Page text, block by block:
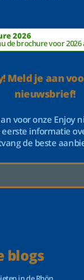
2026
de brochure voor 2026
Meld je aan
nieuwsbrief!
voor onze Enjoy
eerste informatie
de beste
blogs